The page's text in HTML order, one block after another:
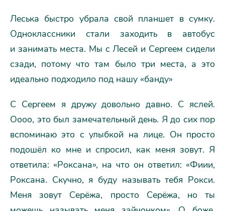
Леська быстро убрала свой планшет в сумку.
Одноклассники стали заходить в автобус
и занимать места. Мы с Лесей и Сергеем сидели
сзади, потому что там было три места, а это
идеально подходило под нашу «банду»
С Сергеем я дружу довольно давно. С яслей.
Оооо, это был замечательный день. Я до сих пор
вспоминаю это с улыбкой на лице. Он просто
подошёл ко мне и спросил, как меня зовут. Я
ответила: «Роксана», на что он ответил: «Фиии,
Роксана. Скучно, я буду называть тебя Рокси.
Меня зовут Серёжа, просто Серёжа, но ты